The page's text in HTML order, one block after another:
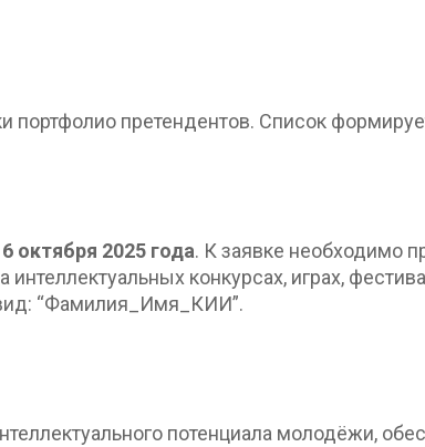
портфолио претендентов. Список
октября 2025 года. К заявке необходимо
конкурсах, играх,
“Фамилия_Имя_КИИ”.
потенциала молодёжи,